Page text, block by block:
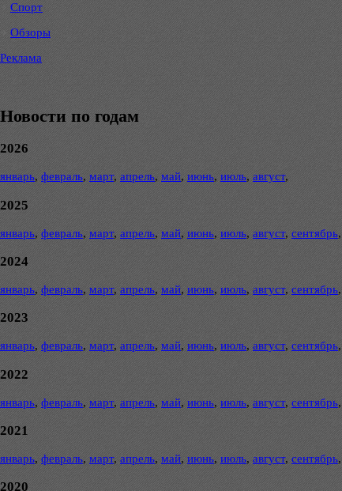
Спорт
Обзоры
Реклама
Новости по годам
2026
январь, февраль, март, апрель, май, июнь, июль, август,
2025
январь, февраль, март, апрель, май, июнь, июль, август, сентябрь,
2024
январь, февраль, март, апрель, май, июнь, июль, август, сентябрь,
2023
январь, февраль, март, апрель, май, июнь, июль, август, сентябрь,
2022
январь, февраль, март, апрель, май, июнь, июль, август, сентябрь,
2021
январь, февраль, март, апрель, май, июнь, июль, август, сентябрь,
2020